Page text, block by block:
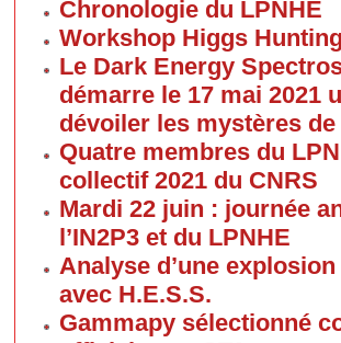
Chronologie du LPNHE
Workshop Higgs
Le Dark Energy
démarre le 17 mai 2021
dévoiler les mystères de
Quatre membres du
collectif 2021 du CNRS
Mardi 22 juin : journée
l’IN2P3 et du LPNHE
Analyse d’une
avec H.E.S.S.
Gammapy sélectionné